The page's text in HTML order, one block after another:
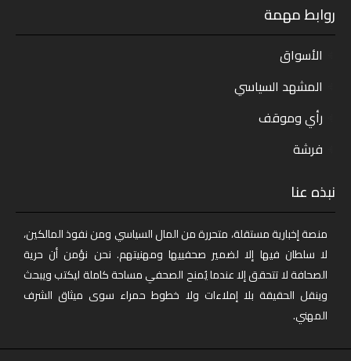
روابط مهمة
الأسواق
المشهد السياسي
رأي وموقف
فرشة
نبذه عنا
منصة إخبارية مستقلة، متحررة من المال السياسي ومن نفوذ المالكين،
لا سلطان فيها إلا لضمير صحفييها ومهنيتهم. نحن نؤمن أن حرية
الصحافة لا تتحقق إلا عندما يُمنح الصحفي مساحة كاملة ليكتب ويبحث
وينقل الحقيقة بلا إملاءات ولا خطوط حمراء سوى ميثاق الشرف
المهني.